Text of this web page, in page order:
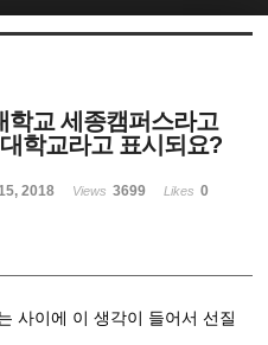
학교 세종캠퍼스라고
학교라고 표시되요?
2018 Views 3699 Likes 0
사이에 이 생각이 들어서 선질
치북5
치북5